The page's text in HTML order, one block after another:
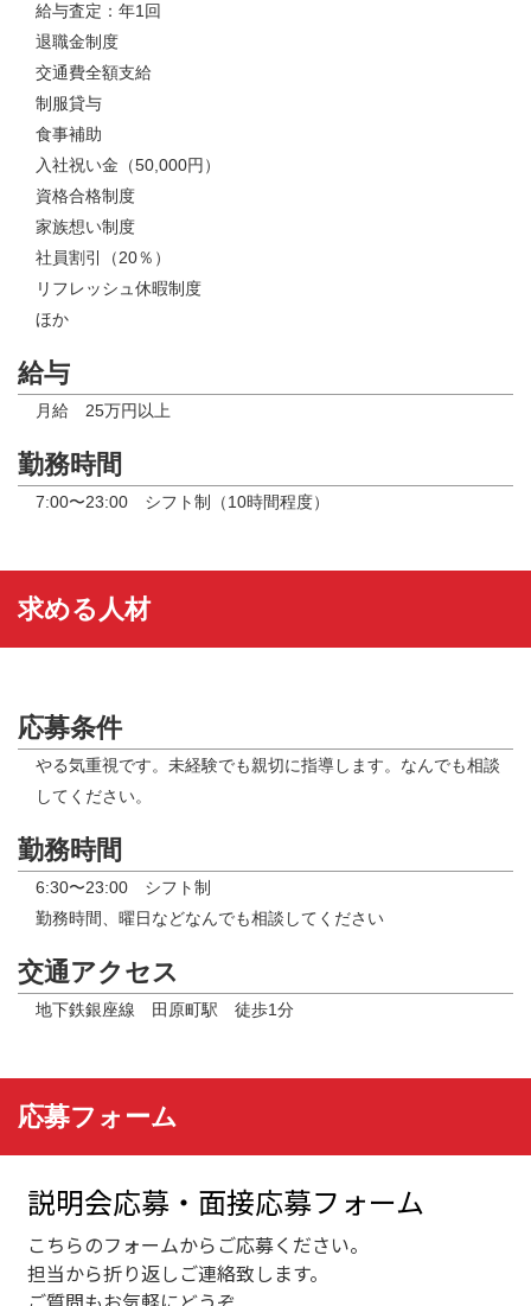
給与査定：年1回
退職金制度
交通費全額支給
制服貸与
食事補助
入社祝い金（50,000円）
資格合格制度
家族想い制度
社員割引（20％）
リフレッシュ休暇制度
ほか
給与
月給 25万円以上
勤務時間
7:00〜23:00 シフト制（10時間程度）
求める人材
応募条件
やる気重視です。未経験でも親切に指導します。なんでも相談
してください。
勤務時間
6:30〜23:00 シフト制
勤務時間、曜日などなんでも相談してください
交通アクセス
地下鉄銀座線 田原町駅 徒歩1分
応募フォーム